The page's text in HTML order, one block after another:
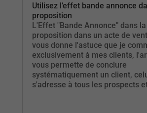
Utilisez l’effet bande annonce
proposition
L'Effet "Bande Annonce" dans
proposition dans un acte de
vous donne l'astuce que je
exclusivement à mes clients,
vous permette de conclure
systématiquement un client,
s'adresse à tous les prospects